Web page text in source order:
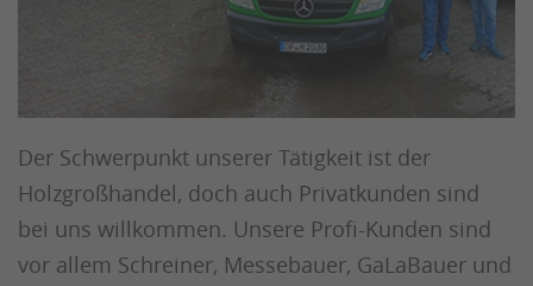
Der Schwerpunkt unserer Tätigkeit ist der
Holzgroßhandel, doch auch Privatkunden sind
bei uns willkommen. Unsere Profi-Kunden sind
vor allem Schreiner, Messebauer, GaLaBauer und